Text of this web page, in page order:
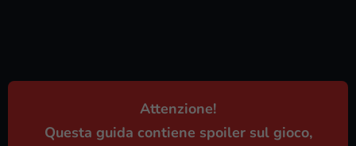
Attenzione!
Questa guida contiene spoiler sul gioco,